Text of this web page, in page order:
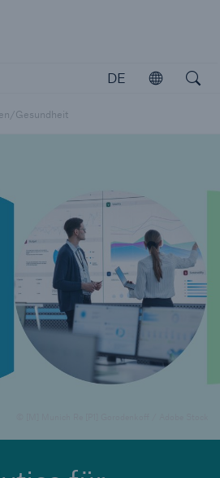
DE
Öffnen
Gesundheit
für Versicherer
for insurance